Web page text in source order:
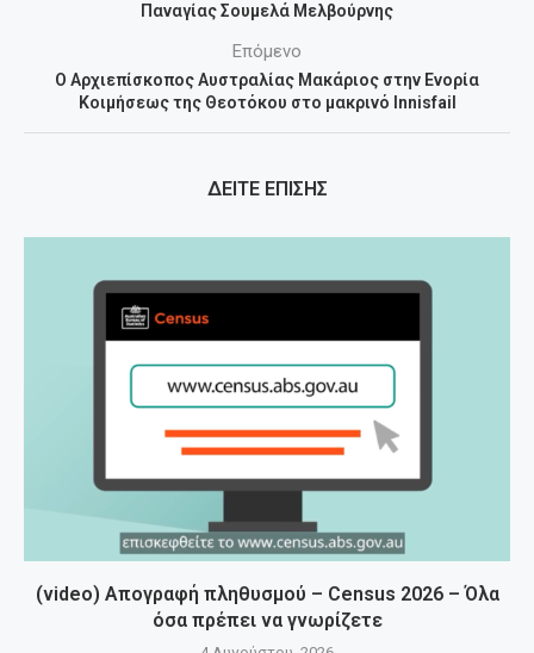
Παναγίας Σουμελά Μελβούρνης
Επόμενο
Ο Αρχιεπίσκοπος Αυστραλίας Μακάριος στην Ενορία
Κοιμήσεως της Θεοτόκου στο μακρινό Innisfail
ΔΕΙΤΕ ΕΠΙΣΗΣ
(video) Απογραφή πληθυσμού – Census 2026 – Όλα
όσα πρέπει να γνωρίζετε